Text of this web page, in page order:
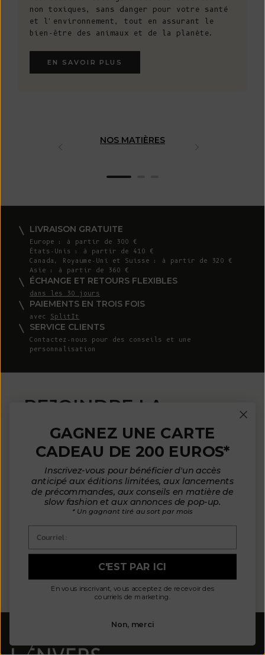
non toxiques, sans danger pour votre santé
et l'environnement, tout en assurant le
bien-être des animaux et de la planète.
EN SAVOIR PLUS
NOS MATIÈRES
LIVRAISON GRATUITE
Europe : à partir de 300 €
États-Unis : à partir de 410 €
Canada, Royaume-Uni et Suisse : à partir de 320 €
Asie : à partir de 360 €
ÉCHANGE ET RETOURS FLEXIBLES
dans les 30 jours
PAIEMENTS EN TROIS FOIS
avec SplitIt
SERVICE CLIENTS
Contactez-nous pour des conseils et une
personnalisation
REJOINDRE LA
COMMUNAUTÉ
Inscrivez-vous pour recevoir des courriels sur
les annonces de nouveaux produits, pour en
savoir plus sur L'Envers et plus encore !
Courrier électronique
GAGNEZ UNE CARTE
CADEAU DE 200 EUROS*
Inscrivez-vous pour bénéficier d'un accès
anticipé aux éditions limitées, aux lancements
de précommandes, aux conseils en matière de
slow fashion et aux annonces de pop-up.
* Un gagnant tiré au sort par mois
C'EST PAR ICI
En vous inscrivant, vous acceptez de recevoir des
courriels de marketing.
Non, merci